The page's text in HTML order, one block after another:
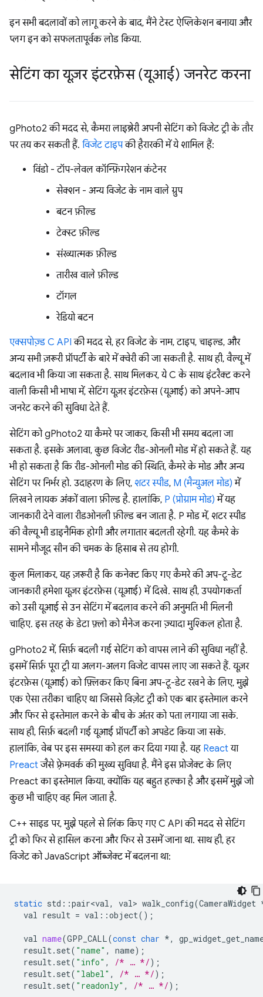
इन सभी बदलावों को लागू करने के बाद, मैंने टेस्ट ऐप्लिकेशन बनाया और
प्लग इन को सफलतापूर्वक लोड किया.
सेटिंग का यूज़र इंटरफ़ेस (यूआई) जनरेट करना
gPhoto2 की मदद से, कैमरा लाइब्रेरी अपनी सेटिंग को विजेट ट्री के तौर
पर तय कर सकती हैं. विजेट टाइपकी हैरारकी में ये शामिल हैं:
विंडो - टॉप-लेवल कॉन्फ़िगरेशन कंटेनर
सेक्शन - अन्य विजेट के नाम वाले ग्रुप
बटन फ़ील्ड
टेक्स्ट फ़ील्ड
संख्यात्मक फ़ील्ड
तारीख वाले फ़ील्ड
टॉगल
रेडियो बटन
एक्सपोज़्ड C API की मदद से, हर विजेट के नाम, टाइप, चाइल्ड, और
अन्य सभी ज़रूरी प्रॉपर्टी के बारे में क्वेरी की जा सकती है. साथ ही, वैल्यू में
बदलाव भी किया जा सकता है. साथ मिलकर, ये C के साथ इंटरैक्ट करने
वाली किसी भी भाषा में, सेटिंग यूज़र इंटरफ़ेस (यूआई) को अपने-आप
जनरेट करने की सुविधा देते हैं.
सेटिंग को gPhoto2 या कैमरे पर जाकर, किसी भी समय बदला जा
सकता है. इसके अलावा, कुछ विजेट रीड-ओनली मोड में हो सकते हैं. यह
भी हो सकता है कि रीड-ओनली मोड की स्थिति, कैमरे के मोड और अन्य
सेटिंग पर निर्भर हो. उदाहरण के लिए, शटर स्पीड, M (मैन्युअल मोड) में
लिखने लायक अंकों वाला फ़ील्ड है. हालांकि, P (प्रोग्राम मोड) में यह
जानकारी देने वाला रीडओनली फ़ील्ड बन जाता है. P मोड में, शटर स्पीड
की वैल्यू भी डाइनैमिक होगी और लगातार बदलती रहेगी. यह कैमरे के
सामने मौजूद सीन की चमक के हिसाब से तय होगी.
कुल मिलाकर, यह ज़रूरी है कि कनेक्ट किए गए कैमरे की अप-टू-डेट
जानकारी हमेशा यूज़र इंटरफ़ेस (यूआई) में दिखे. साथ ही, उपयोगकर्ता
को उसी यूआई से उन सेटिंग में बदलाव करने की अनुमति भी मिलनी
चाहिए. इस तरह के डेटा फ़्लो को मैनेज करना ज़्यादा मुश्किल होता है.
gPhoto2 में, सिर्फ़ बदली गई सेटिंग को वापस लाने की सुविधा नहीं है.
इसमें सिर्फ़ पूरा ट्री या अलग-अलग विजेट वापस लाए जा सकते हैं. यूज़र
इंटरफ़ेस (यूआई) को फ़्लिकर किए बिना अप-टू-डेट रखने के लिए, मुझे
एक ऐसा तरीका चाहिए था जिससे विजे़ट ट्री को एक बार इस्तेमाल करने
और फिर से इस्तेमाल करने के बीच के अंतर को पता लगाया जा सके.
साथ ही, सिर्फ़ बदली गई यूआई प्रॉपर्टी को अपडेट किया जा सके.
हालांकि, वेब पर इस समस्या को हल कर दिया गया है. यह Reactया
Preactजैसे फ़्रेमवर्क की मुख्य सुविधा है. मैंने इस प्रोजेक्ट के लिए
Preact का इस्तेमाल किया, क्योंकि यह बहुत हल्का है और इसमें मुझे जो
कुछ भी चाहिए वह मिल जाता है.
C++ साइड पर, मुझे पहले से लिंक किए गए C API की मदद से सेटिंग
ट्री को फिर से हासिल करना और फिर से उसमें जाना था. साथ ही, हर
विजेट को JavaScript ऑब्जेक्ट में बदलना था:
static std ::pair<val, val> walk_config(CameraWidget
val result = val ::object();
val name(GPP_CALL(const char *,
result. set( "name" , name);
result. set( "info" , /* … */);
result. set( "label" , /* … */);
result. set( "readonly" , /* … */);